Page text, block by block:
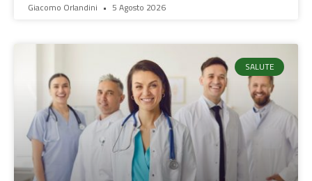
Giacomo Orlandini 5 Agosto 2026
SALUTE